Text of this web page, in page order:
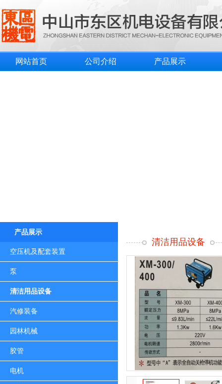
网站首页 公司介绍 产品展示
产品展示
空压机及配套装置
泵
清洁用品设备
汽修装备
园林机械
胶管
电机
清洁用品设备